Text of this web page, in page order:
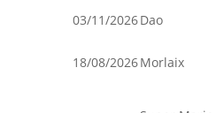
03/11/2026Dao
18/08/2026Morlaix